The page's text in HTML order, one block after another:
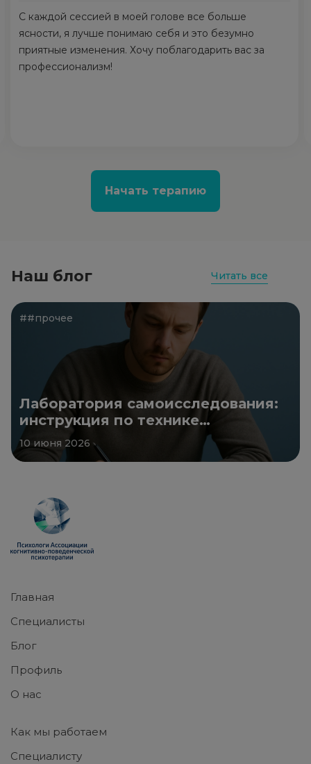
С каждой сессией в моей голове все больше
ясности, я лучше понимаю себя и это безумно
приятные изменения. Хочу поблагодарить вас за
профессионализм!
Начать терапию
Наш блог Читать все
##прочее
Лаборатория самоисследования:
инструкция по технике
безопасности
10 июня 2026
Главная
Специалисты
Блог
Профиль
О нас
Как мы работаем
Специалисту